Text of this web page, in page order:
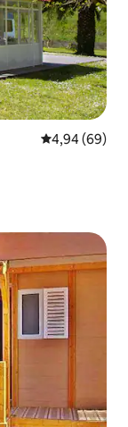
Gemiddelde
4,94 (69)